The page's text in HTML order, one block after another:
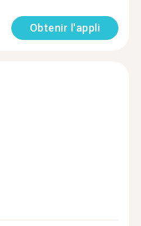
Obtenir l'appli